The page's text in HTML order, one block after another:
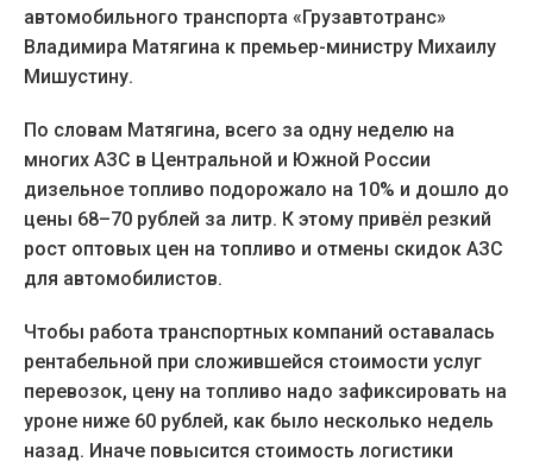
автомобильного транспорта «Грузавтотранс»
Владимира Матягина к премьер-министру Михаилу
Мишустину.
По словам Матягина, всего за одну неделю на
многих АЗС в Центральной и Южной России
дизельное топливо подорожало на 10% и дошло до
цены 68–70 рублей за литр. К этому привёл резкий
рост оптовых цен на топливо и отмены скидок АЗС
для автомобилистов.
Чтобы работа транспортных компаний оставалась
рентабельной при сложившейся стоимости услуг
перевозок, цену на топливо надо зафиксировать на
уроне ниже 60 рублей, как было несколько недель
назад. Иначе повысится стоимость логистики